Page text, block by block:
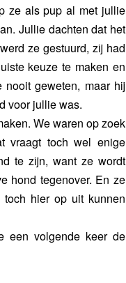
ze als pup al met jullie
Jullie dachten dat het
ze gestuurd, zij had
keuze te maken en
geweten, maar hij
voor jullie was.
We waren op zoek
vraagt toch wel enige
te zijn, want ze wordt
hond tegenover. En ze
hier op uit kunnen
een volgende keer de